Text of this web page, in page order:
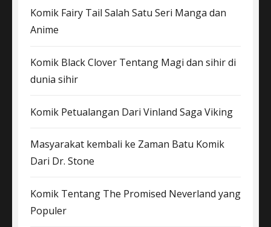
Komik Fairy Tail Salah Satu Seri Manga dan
Anime
Komik Black Clover Tentang Magi dan sihir di
dunia sihir
Komik Petualangan Dari Vinland Saga Viking
Masyarakat kembali ke Zaman Batu Komik
Dari Dr. Stone
Komik Tentang The Promised Neverland yang
Populer